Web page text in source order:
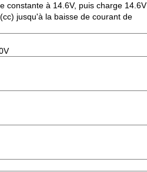
constante à 14.6V, puis charge 14.6V
jusqu'à la baisse de courant de